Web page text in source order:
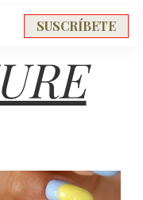
SUSCRÍBETE